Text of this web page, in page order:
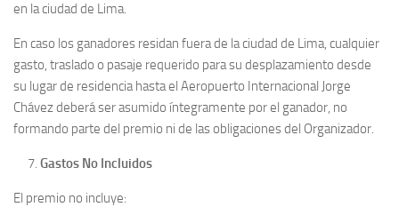
en la ciudad de Lima.
En caso los ganadores residan fuera de la ciudad de Lima, cualquier
gasto, traslado o pasaje requerido para su desplazamiento desde
su lugar de residencia hasta el Aeropuerto Internacional Jorge
Chávez deberá ser asumido íntegramente por el ganador, no
formando parte del premio ni de las obligaciones del Organizador.
Gastos No Incluidos
El premio no incluye: